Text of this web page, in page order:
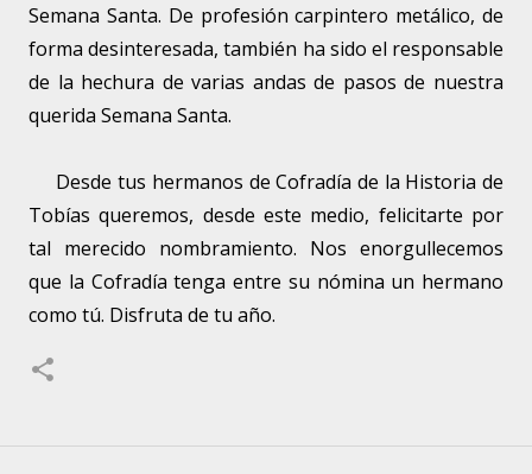
Semana Santa. De profesión carpintero metálico, de
forma desinteresada, también ha sido el responsable
de la hechura de varias andas de pasos de nuestra
querida Semana Santa.
Desde tus hermanos de Cofradía de la Historia de
Tobías queremos, desde este medio, felicitarte por
tal merecido nombramiento. Nos enorgullecemos
que la Cofradía tenga entre su nómina un hermano
como tú. Disfruta de tu año.